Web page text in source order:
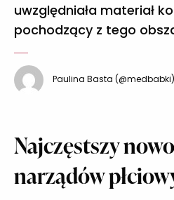
uwzględniała materiał
pochodzący z tego
Paulina Basta (@medbabki)
Najczęstszy
narządów